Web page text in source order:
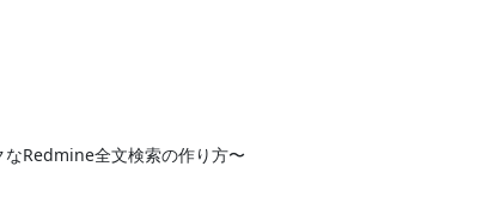
Redmine全文検索の作り方〜